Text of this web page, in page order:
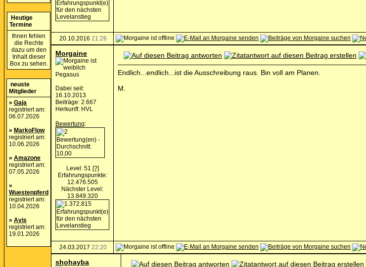
Heutige
Termine
Ihnen fehlen
die Rechte
dazu um den
Inhalt dieser
Box zu sehen.
neuste
Mitglieder
» Gaja
registriert am:
06.07.2026
» MarkoFlow
registriert am:
10.06.2026
» Amazone
registriert am:
07.05.2026
»
Wuestenpferd
registriert am:
10.04.2026
» Avis
registriert am:
19.01.2026
20.10.2016 21:26
Morgaine
Pegasus
Dabei seit:
16.10.2013
Beiträge: 2.667
Herkunft: HVL
Bewertung:
Level: 51 [?]
Erfahrungspunkte:
12.476.505
Nächster Level:
13.849.320
Endlich...endlich...ist die Ausschreibung raus. Bin voll am Planen.
M.
24.03.2017 22:20
shohayba